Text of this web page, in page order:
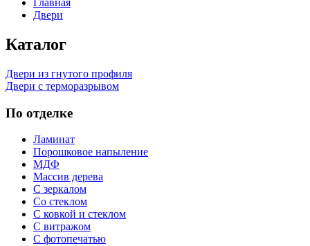
Главная
Двери
Каталог
Двери из гнутого профиля
Двери с терморазрывом
По отделке
Ламинат
Порошковое напыление
МДФ
Массив дерева
С зеркалом
Со стеклом
С ковкой и стеклом
С витражом
С фотопечатью